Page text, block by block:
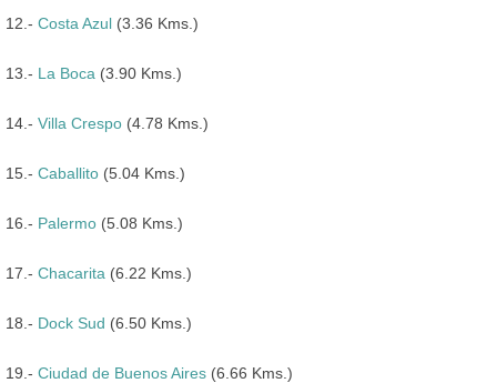
12.- Costa Azul (3.36 Kms.)
13.- La Boca (3.90 Kms.)
14.- Villa Crespo (4.78 Kms.)
15.- Caballito (5.04 Kms.)
16.- Palermo (5.08 Kms.)
17.- Chacarita (6.22 Kms.)
18.- Dock Sud (6.50 Kms.)
19.- Ciudad de Buenos Aires (6.66 Kms.)